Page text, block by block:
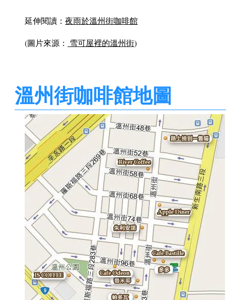
延伸閱讀： 夜雨於溫州街咖啡館
(圖片來源： 雪可屋裡的溫州街)
溫州街咖啡館地圖